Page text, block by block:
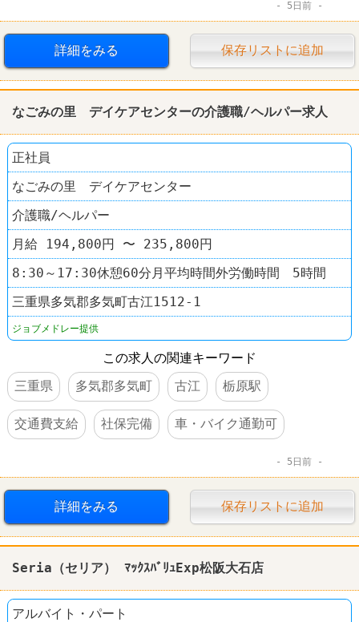
5日前
詳細をみる 保存リストに追加
なごみの里 デイケアセンターの介護職/ヘルパー求人
正社員
なごみの里 デイケアセンター
介護職/ヘルパー
月給 194,800円 〜 235,800円
8:30～17:30休憩60分月平均時間外労働時間 5時間
三重県多気郡多気町古江1512-1
ジョブメドレー提供
この求人の関連キーワード
三重県
多気郡多気町 古江 栃原駅
交通費支給 社保完備 車・バイク通勤可
5日前
詳細をみる 保存リストに追加
Seria（セリア） ﾏｯｸｽﾊﾞﾘｭExp松阪大石店
アルバイト・パート